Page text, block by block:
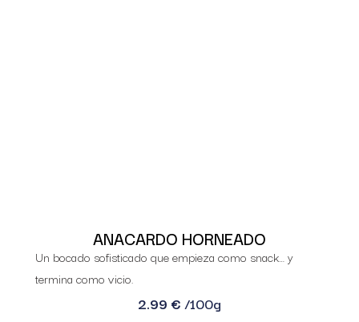
ANACARDO HORNEADO
Un bocado sofisticado que empieza como snack… y
termina como vicio.
2.99 €/100g